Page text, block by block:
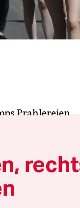
Prahlereien
wurde, setzte
schrieb
mache den
und lächelt
Hashtag #NotOk